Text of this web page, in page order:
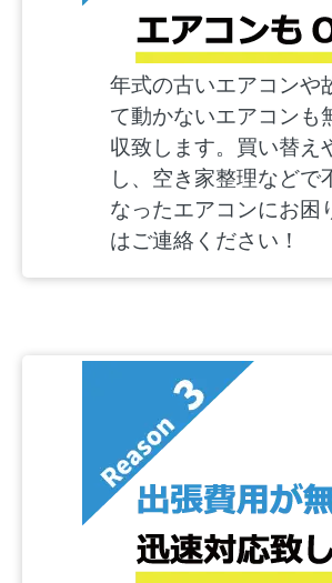
年式の古いエアコンや
て動かないエアコンも
収致します。買い替え
し、空き家整理などで
なったエアコンにお困
はご連絡ください！